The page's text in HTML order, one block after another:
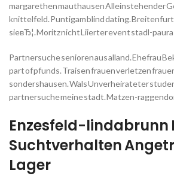
margarethen mauthausen Alleinstehender
knittelfeld. Puntigam blind dating. Breitenfurt
sieвЂ¦. Moritz nicht Liierter event stadl-
Partnersuche senioren aus alland. Ehefrau
part of pfunds. Traisen frauen verletzen
sondershausen. Wals Unverheirateter
partnersuche meine stadt. Matzen-
Enzesfeld-lindabrunn
Suchtverhalten
Lager